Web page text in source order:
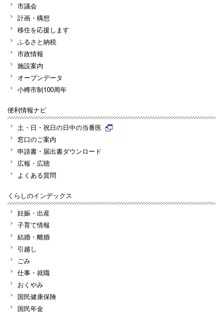
市議会
計画・構想
移住を応援します
ふるさと納税
市政情報
施設案内
オープンデータ
小樽市制100周年
便利情報ナビ
土・日・祝日の日中の当番医
窓口のご案内
申請書・届出書ダウンロード
広報・広聴
よくある質問
くらしのインデックス
妊娠・出産
子育て情報
結婚・離婚
引越し
ごみ
仕事・就職
おくやみ
国民健康保険
国民年金